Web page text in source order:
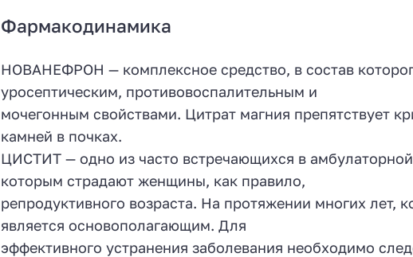
Фармакодинамика
НОВАНЕФРОН — комплексное средство, в состав
уросептическим, противовоспалительным и
мочегонным свойствами. Цитрат магния препятствует
камней в почках.
ЦИСТИТ — одно из часто встречающихся в
которым страдают женщины, как правило,
репродуктивного возраста. На протяжении многих лет,
является основополагающим. Для
эффективного устранения заболевания необходимо